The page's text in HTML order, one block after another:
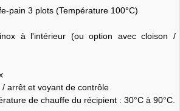
pain 3 plots (Température 100°C)
à l'intérieur (ou option avec cloison /
arrêt et voyant de contrôle
de chauffe du récipient : 30°C à 90°C.